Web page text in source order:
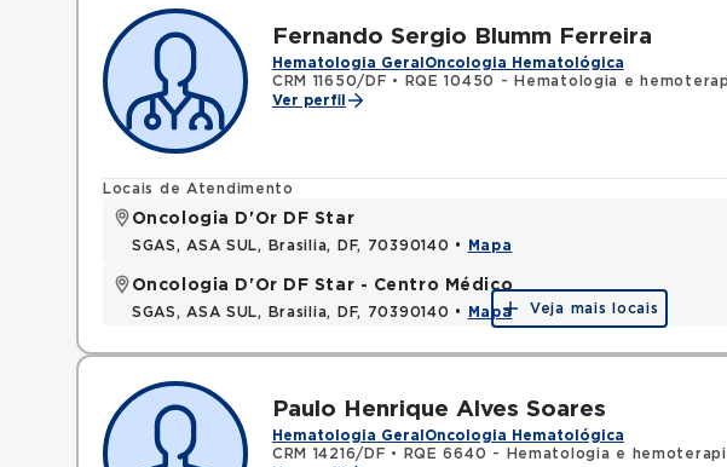
Fernando Sergio Blumm Ferreira
Hematologia Geral Oncologia Hematológica
CRM 11650/DF •
RQE 10450 - Hematologia e
Ver perfil
Locais de Atendimento
Oncologia D'Or DF Star
SGAS, ASA SUL, Brasilia, DF, 70390140 • Mapa
Oncologia D'Or DF Star - Centro Médico
SGAS, ASA SUL, Brasilia, DF, 70390140 • Mapa Veja mais locais
Paulo Henrique Alves Soares
Hematologia Geral Oncologia Hematológica
CRM 14216/DF •
RQE 6640 - Hematologia e